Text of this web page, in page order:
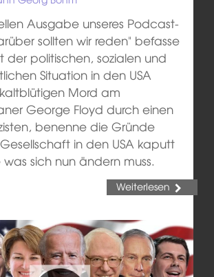
Ausgabe unseres Podcast-
sollten wir reden" befasse
der politischen, sozialen und
Situation in den USA
Mord am
George Floyd durch einen
benenne die Gründe
in den USA kaputt
was sich nun ändern muss.
Weiterlesen